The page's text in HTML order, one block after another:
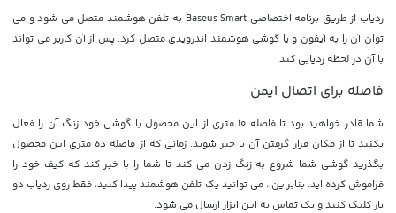
ردیاب از طریق برنامه اختصاصی Baseus Smart به تلفن هوشمند متصل می شود و می
توان آن را به آیفون و یا گوشی هوشمند اندرویدی متصل کرد. پس از آن کاربر می تواند
با آن در لحظه ردیابی کند.
فاصله برای اتصال ایمن
شما قادر خواهید بود تا فاصله 10 متری از این محصول با گوشی خود زنگ آن را فعال
بکنید تا از مکان قرار گرفتن آن با خبر شوید. زمانی که از فاصله ده متری این محصول
بگذرید گوشی شما شروع به زنگ زدن می کند تا شما را با خبر کند که کیف خود را
فراموش کرده اید. بنابراین ، می توانید یک تلفن هوشمند پیدا کنید، فقط روی ردیاب دو
بار کلیک کنید و یک تماس به این ابزار ارسال می شود.